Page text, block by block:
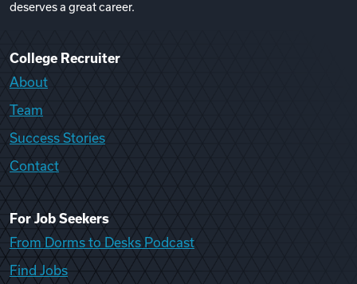
deserves a great career.
College Recruiter
About
Team
Success Stories
Contact
For Job Seekers
From Dorms to Desks Podcast
Find Jobs